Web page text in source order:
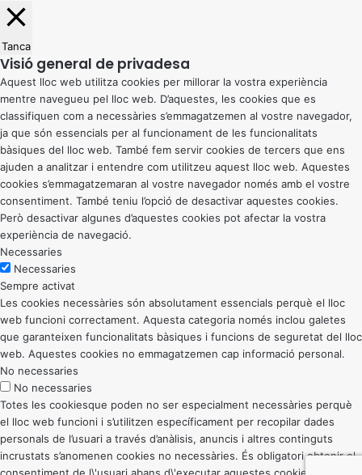
Tanca
Visió general de privadesa
Aquest lloc web utilitza cookies per millorar la vostra experiència
mentre navegueu pel lloc web. D’aquestes, les cookies que es
classifiquen com a necessàries s’emmagatzemen al vostre navegador,
ja que són essencials per al funcionament de les funcionalitats
bàsiques del lloc web. També fem servir cookies de tercers que ens
ajuden a analitzar i entendre com utilitzeu aquest lloc web. Aquestes
cookies s’emmagatzemaran al vostre navegador només amb el vostre
consentiment. També teniu l’opció de desactivar aquestes cookies.
Però desactivar algunes d’aquestes cookies pot afectar la vostra
experiència de navegació.
Necessaries
Necessaries
Sempre activat
Les cookies necessàries són absolutament essencials perquè el lloc
web funcioni correctament. Aquesta categoria només inclou galetes
que garanteixen funcionalitats bàsiques i funcions de seguretat del lloc
web. Aquestes cookies no emmagatzemen cap informació personal.
No necessaries
No necessaries
Totes les cookiesque poden no ser especialment necessàries perquè
el lloc web funcioni i s’utilitzen específicament per recopilar dades
personals de l’usuari a través d’anàlisis, anuncis i altres continguts
incrustats s’anomenen cookies no necessàries. És obligatori obtenir el